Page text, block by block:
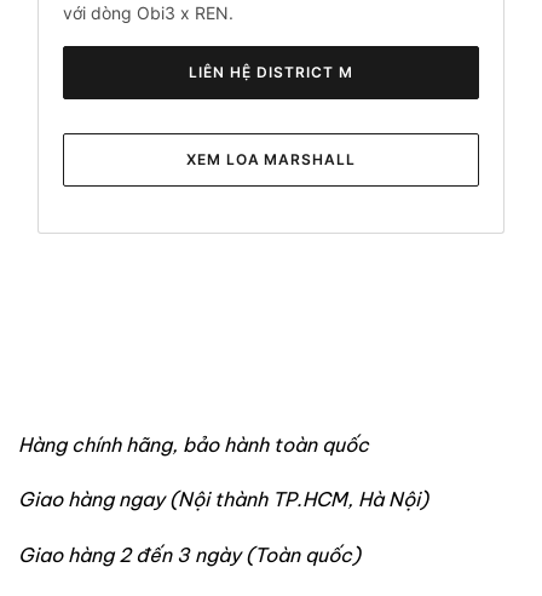
với dòng Obi3 x REN.
LIÊN HỆ DISTRICT M
XEM LOA MARSHALL
Hàng chính hãng, bảo hành toàn quốc
Giao hàng ngay (Nội thành TP.HCM, Hà Nội)
Giao hàng 2 đến 3 ngày (Toàn quốc)